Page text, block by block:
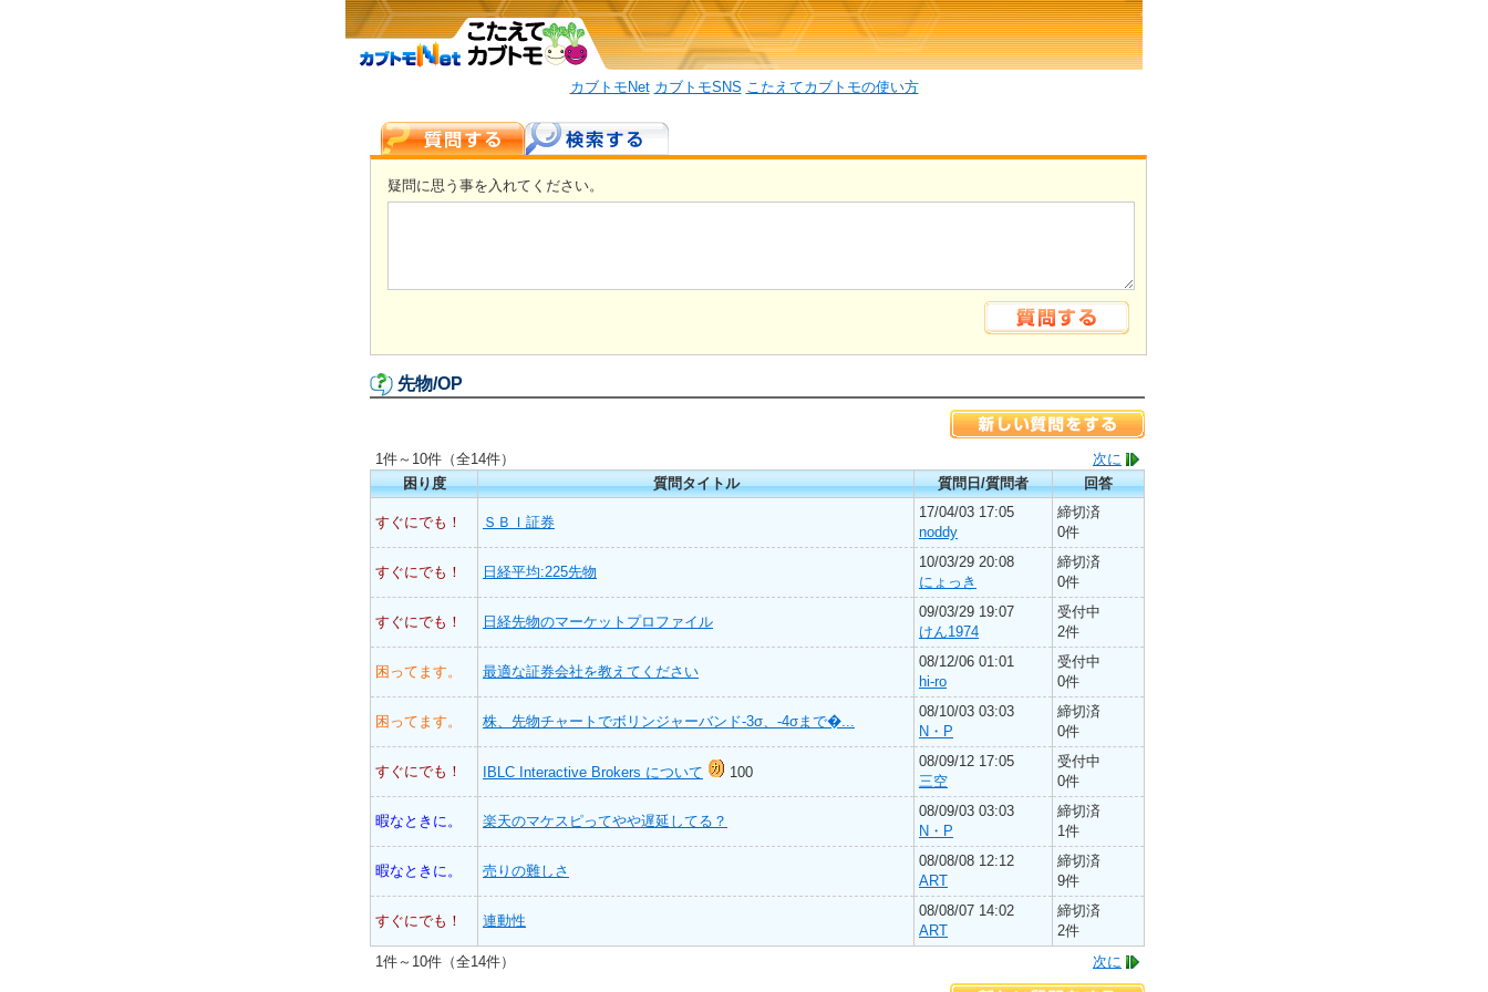
カブトモNet カブトモSNS こたえてカブトモの使い方
疑問に思う事を入れてください。
先物/OP
1件～10件（全14件）
次に
困り度
質問タイトル 質問日/質問者 回答
すぐにでも！ ＳＢＩ証券
17/04/03 17:05
noddy
締切済
0件
すぐにでも！ 日経平均:225先物
10/03/29 20:08
にょっき
締切済
0件
すぐにでも！ 日経先物のマーケットプロファイル
09/03/29 19:07
けん1974
受付中
2件
困ってます。 最適な証券会社を教えてください
08/12/06 01:01
hi-ro
受付中
0件
困ってます。 株、先物チャートでボリンジャーバンド-3σ、-4σまで�...
08/10/03 03:03
N・P
締切済
0件
すぐにでも！ IBLC Interactive Brokers について 100
08/09/12 17:05
三空
受付中
0件
暇なときに。 楽天のマケスピってやや遅延してる？
08/09/03 03:03
N・P
締切済
1件
暇なときに。 売りの難しさ
08/08/08 12:12
ART
締切済
9件
すぐにでも！ 連動性
08/08/07 14:02
ART
締切済
2件
1件～10件（全14件）
次に